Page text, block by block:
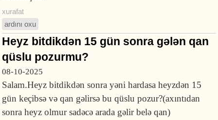
xurafat
ardını oxu
Heyz bitdikdən 15 gün sonra gələn qan
qüslu pozurmu?
08-10-2025
Salam.Heyz bitdikdən sonra yəni hardasa heyzdən 15
gün keçibsə və qan gəlirsə bu qüslu pozur?(axıntıdan
sonra heyz olmur sadəcə arada gəlir belə qan)